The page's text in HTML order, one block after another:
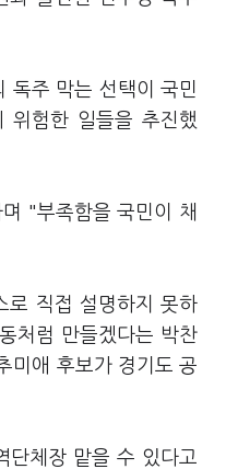
독주 막는 선택이 국민
위험한 일들을 추진했
"부족함을 국민이 채
로 직접 설명하지 못하
처럼 만들겠다는 박찬
미애 후보가 경기도 공
단체장 맡을 수 있다고